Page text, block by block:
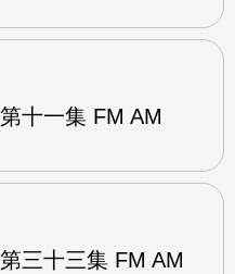
十一集 FM AM
三十三集 FM AM